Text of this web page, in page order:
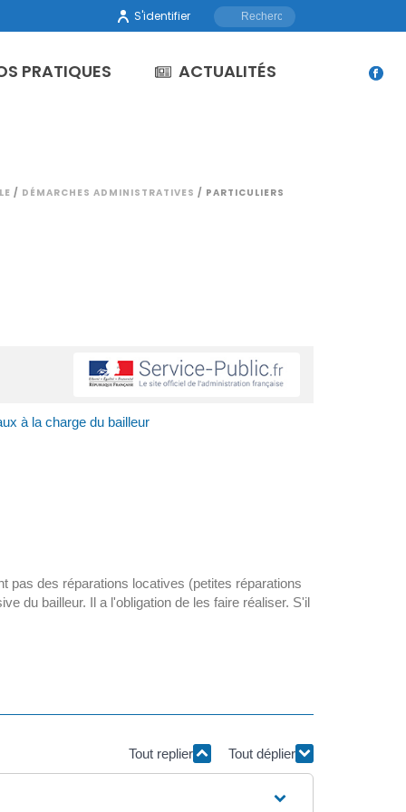
S'identifier
PRATIQUES ACTUALITÉS
/ DÉMARCHES ADMINISTRATIVES / PARTICULIERS
à la charge du bailleur
pas des réparations locatives (petites réparations
du bailleur. Il a l'obligation de les faire réaliser. S'il
Tout replier Tout déplier